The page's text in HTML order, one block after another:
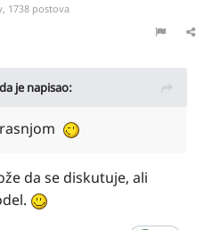
1738 postova
je napisao:
da se diskutuje, ali